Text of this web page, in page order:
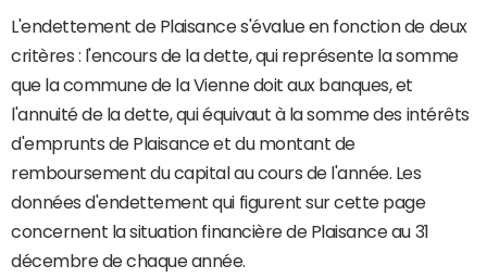
L'endettement de Plaisance s'évalue en fonction de deux
critères : l'encours de la dette, qui représente la somme
que la commune de la Vienne doit aux banques, et
l'annuité de la dette, qui équivaut à la somme des intérêts
d'emprunts de Plaisance et du montant de
remboursement du capital au cours de l'année. Les
données d'endettement qui figurent sur cette page
concernent la situation financière de Plaisance au 31
décembre de chaque année.